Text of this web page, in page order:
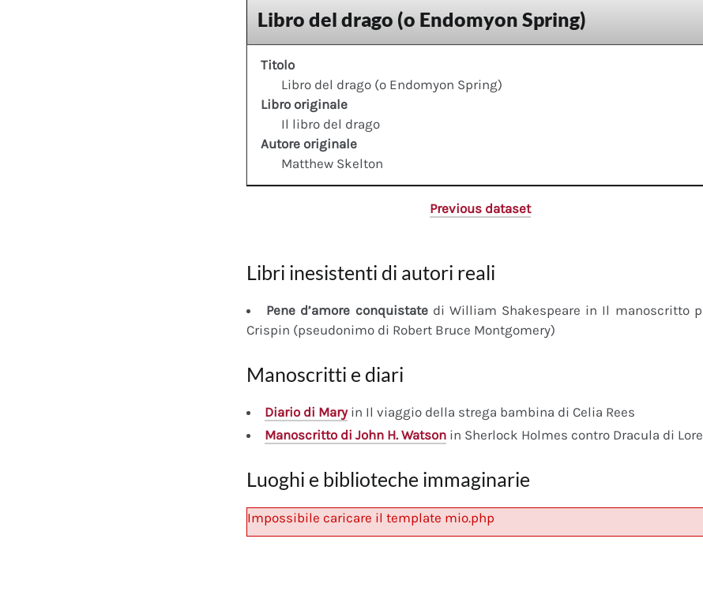
Libro del drago (o Endomyon Spring)
Titolo
Libro del drago (o Endomyon Spring)
Libro originale
Il libro del drago
Autore originale
Matthew Skelton
Previous dataset
Libri inesistenti di autori reali
Pene d’amore conquistatedi William Shakespeare in Il manoscritto
Crispin (pseudonimo di Robert Bruce Montgomery)
Manoscritti e diari
Diario di Maryin Il viaggio della strega bambina di Celia Rees
Manoscritto di John H. Watson in Sherlock Holmes contro Dracula di
Luoghi e biblioteche immaginarie
Impossibile caricare il template mio.php